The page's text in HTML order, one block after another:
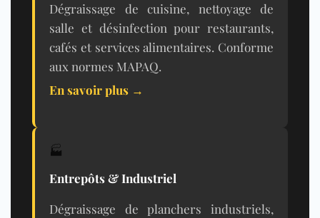
Dégraissage de cuisine, nettoyage de
salle et désinfection pour restaurants,
cafés et services alimentaires. Conforme
aux normes MAPAQ.
En savoir plus →
🏭
Entrepôts & Industriel
Dégraissage de planchers industriels,